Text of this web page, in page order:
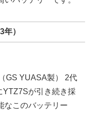
）
GS YUASA製） 2代
YTZ7Sが引き続き採
なこのバッテリー